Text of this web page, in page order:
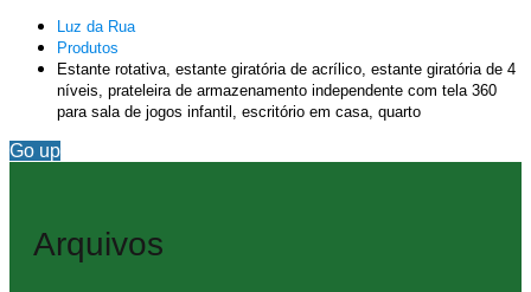
Luz da Rua
Produtos
Estante rotativa, estante giratória de acrílico, estante giratória de 4
níveis, prateleira de armazenamento independente com tela 360
para sala de jogos infantil, escritório em casa, quarto
Go up
Arquivos